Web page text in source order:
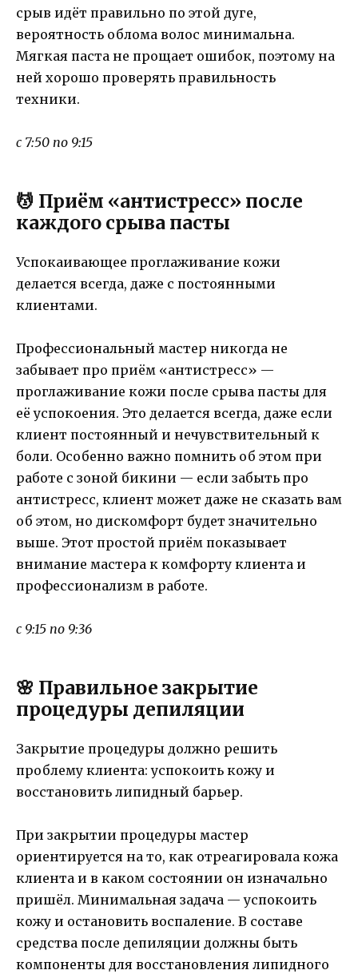
срыв идёт правильно по этой дуге,
вероятность облома волос минимальна.
Мягкая паста не прощает ошибок, поэтому на
ней хорошо проверять правильность
техники.
с 7:50 по 9:15
💆 Приём «антистресс» после
каждого срыва пасты
Успокаивающее проглаживание кожи
делается всегда, даже с постоянными
клиентами.
Профессиональный мастер никогда не
забывает про приём «антистресс» —
проглаживание кожи после срыва пасты для
её успокоения. Это делается всегда, даже если
клиент постоянный и нечувствительный к
боли. Особенно важно помнить об этом при
работе с зоной бикини — если забыть про
антистресс, клиент может даже не сказать вам
об этом, но дискомфорт будет значительно
выше. Этот простой приём показывает
внимание мастера к комфорту клиента и
профессионализм в работе.
с 9:15 по 9:36
🌸 Правильное закрытие
процедуры депиляции
Закрытие процедуры должно решить
проблему клиента: успокоить кожу и
восстановить липидный барьер.
При закрытии процедуры мастер
ориентируется на то, как отреагировала кожа
клиента и в каком состоянии он изначально
пришёл. Минимальная задача — успокоить
кожу и остановить воспаление. В составе
средства после депиляции должны быть
компоненты для восстановления липидного